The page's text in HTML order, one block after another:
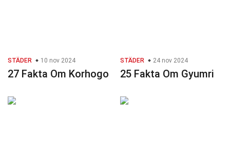
STÄDER 10 nov 2024
27 Fakta Om Korhogo
STÄDER 24 nov 2024
25 Fakta Om Gyumri